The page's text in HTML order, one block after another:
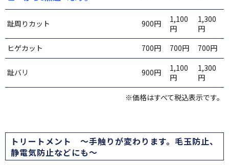
趾周りカット 900円
1,100
円
1,300
円
ヒゲカット
700円 700円 700円
趾バリ 900円
1,100
円
1,300
円
※価格はすべて税込表示です。
トリートメント ～手触りが変わります。毛玉防止、
静電気防止などにも～